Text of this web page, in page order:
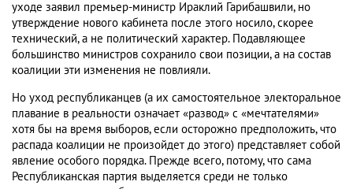
уходе заявил премьер-министр Ираклий Гарибашвили, но
утверждение нового кабинета после этого носило, скорее
технический, а не политический характер. Подавляющее
большинство министров сохранило свои позиции, а на состав
коалиции эти изменения не повлияли.
Но уход республиканцев (а их самостоятельное электоральное
плавание в реальности означает «развод» с «мечтателями»
хотя бы на время выборов, если осторожно предположить, что
распада коалиции не произойдет до этого) представляет собой
явление особого порядка. Прежде всего, потому, что сама
Республиканская партия выделяется среди не только